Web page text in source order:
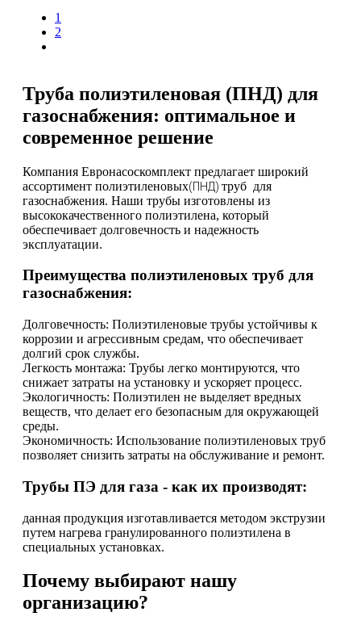
1
2
Труба полиэтиленовая (ПНД) для
газоснабжения: оптимальное и
современное решение
Компания Евронасоcкомплект предлагает широкий
ассортимент полиэтиленовых(ПНД) труб для
газоснабжения. Наши трубы изготовлены из
высококачественного полиэтилена, который
обеспечивает долговечность и надежность
эксплуатации.
Преимущества полиэтиленовых труб для
газоснабжения:
Долговечность: Полиэтиленовые трубы устойчивы к
коррозии и агрессивным средам, что обеспечивает
долгий срок службы.
Легкость монтажа: Трубы легко монтируются, что
снижает затраты на установку и ускоряет процесс.
Экологичность: Полиэтилен не выделяет вредных
веществ, что делает его безопасным для окружающей
среды.
Экономичность: Использование полиэтиленовых труб
позволяет снизить затраты на обслуживание и ремонт.
Трубы ПЭ для газа - как их производят:
данная продукция изготавливается методом экструзии
путем нагрева гранулированного полиэтилена в
специальных установках.
Почему выбирают нашу
организацию?